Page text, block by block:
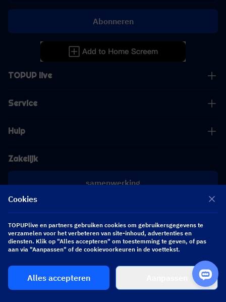
TOPUP live
Service
Hulp
Zakelijk
samenwerking
[email protected]
Abonneren
Volg ons
Copyright 2026 SEA WHALE TECHNOLOGY PTE.LTD. All Rights Reserved.
Cookies
TOPUPlive en partners gebruiken cookies om gebruikersgegevens te
verzamelen voor het verbeteren van site-inhoud, advertenties en
diensten. Klik op "Alles accepteren" om toestemming te geven, of pas
aan via "Aanpassen" of de cookievoorkeuren in de voettekst.
Alles accepteren